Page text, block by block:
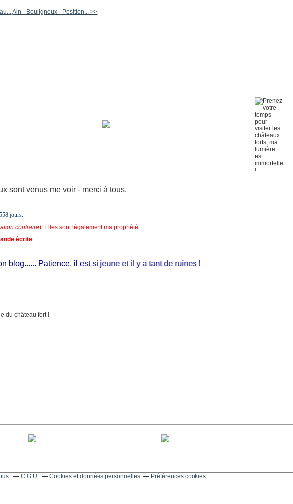
Ain - Bouligneux - Position... >>
sont venus me voir - merci à tous.
558 jours.
contraire). Elles sont légalement ma propriété.
écrite.
Patience, il est si jeune et il y a tant de ruines !
C.G.U. Cookies et données personnelles Préférences cookies